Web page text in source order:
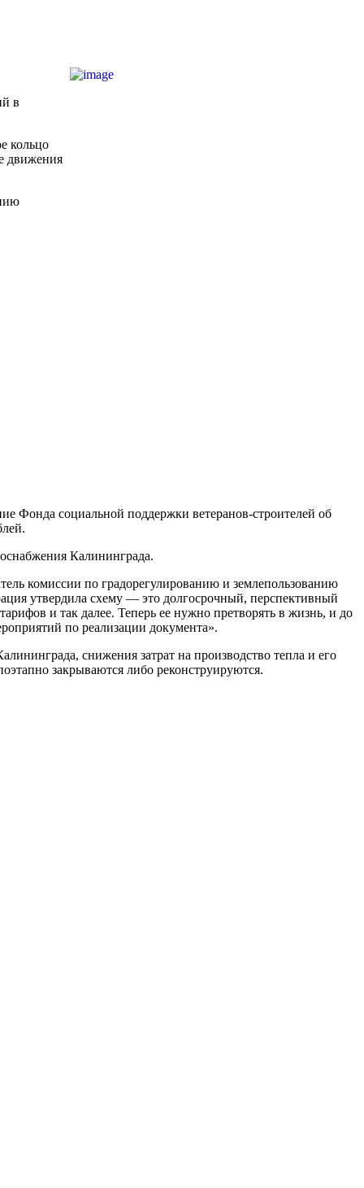
в
кольцо
движения
Фонда социальной поддержки ветеранов-строителей об
Калининграда.
комиссии по градорегулированию и землепользованию
утвердила схему — это долгосрочный, перспективный
и так далее. Теперь ее нужно претворять в жизнь, и до
по реализации документа».
снижения затрат на производство тепла и его
закрываются либо реконструируются.